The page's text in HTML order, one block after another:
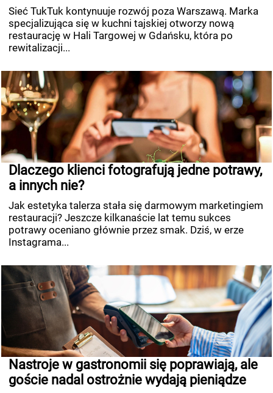
Sieć TukTuk kontynuuje rozwój poza Warszawą. Marka
specjalizująca się w kuchni tajskiej otworzy nową
restaurację w Hali Targowej w Gdańsku, która po
rewitalizacji...
Dlaczego klienci fotografują jedne potrawy,
a innych nie?
Jak estetyka talerza stała się darmowym marketingiem
restauracji? Jeszcze kilkanaście lat temu sukces
potrawy oceniano głównie przez smak. Dziś, w erze
Instagrama...
Nastroje w gastronomii się poprawiają, ale
goście nadal ostrożnie wydają pieniądze